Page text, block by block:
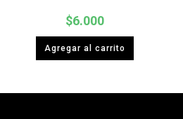
$6.000
Agregar al carrito